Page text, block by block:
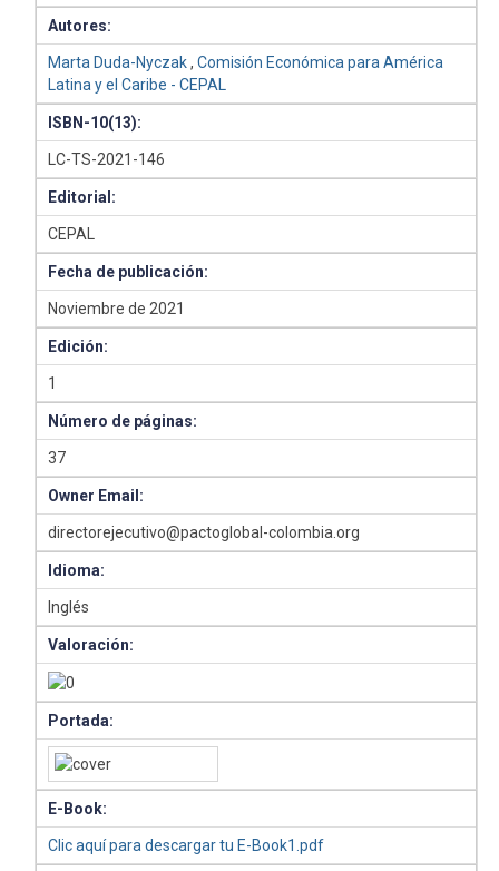
Autores:
Marta Duda-Nyczak,Comisión Económica para América
Latina y el Caribe - CEPAL
ISBN-10(13):
LC-TS-2021-146
Editorial:
CEPAL
Fecha de publicación:
Noviembre de 2021
Edición:
1
Número de páginas:
37
Owner Email:
directorejecutivo@pactoglobal-colombia.org
Idioma:
Inglés
Valoración:
Portada:
E-Book:
Clic aquí para descargar tu E-Book1.pdf